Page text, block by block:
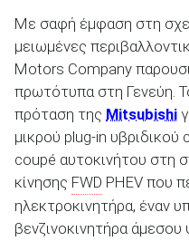
ΑΝΑΖΗΤΗΣΗ
Επιχειρήσεις
Με σαφή έμφαση στη
μειωμένες
Motors Company
πρωτότυπα στη Γενεύη.
πρόταση της Mitsubishi
μικρού plug-in
coupé αυτοκινήτου στη
κίνησης FWD PHEV που
ηλεκτροκινητήρα, έναν
βενζινοκινητήρα